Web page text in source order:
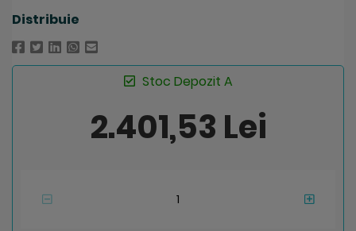
Distribuie
Stoc Depozit A
2.401,53 Lei